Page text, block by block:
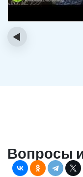
‹
Вопросы